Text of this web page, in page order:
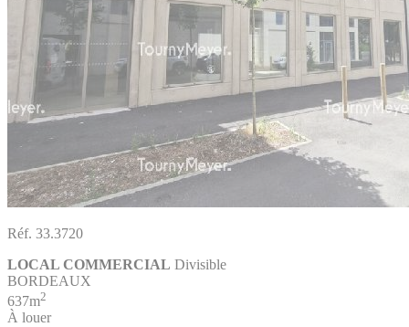
Réf. 33.3720
LOCAL COMMERCIAL Divisible
BORDEAUX
637m2
À louer